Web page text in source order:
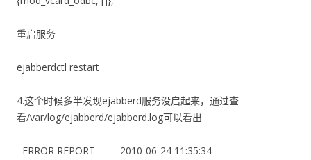
重启服务
ejabberdctl restart
4.这个时候多半发现ejabberd服务没启起来，通过查
看/var/log/ejabberd/ejabberd.log可以看出
=ERROR REPORT==== 2010-06-24 11:35:34 ===